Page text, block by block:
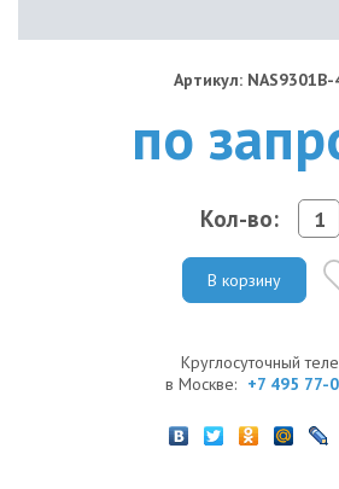
Артикул:
по
Кол-во:
В корзину
Круглосуточный
в Москве: +7 495 77-